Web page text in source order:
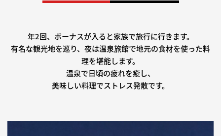
年2回、ボーナスが入ると家族で旅行に行きます。
有名な観光地を巡り、夜は温泉旅館で地元の食材を使った料
理を堪能します。
温泉で日頃の疲れを癒し、
美味しい料理でストレス発散です。